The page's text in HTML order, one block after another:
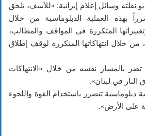
نقلته وسائل إعلام إيرانية: «للأسف، تلحق
بهذه العملية الدبلوماسية من خلال
المتكررة في المواقف والمطالب،
من خلال انتهاكاتها المتكررة لوقف إطلاق
بالمسار نفسه من خلال «الانتهاكات
النار في لبنان».
دبلوماسية تتضرر باستخدام القوة واللجوء
على الأرض».